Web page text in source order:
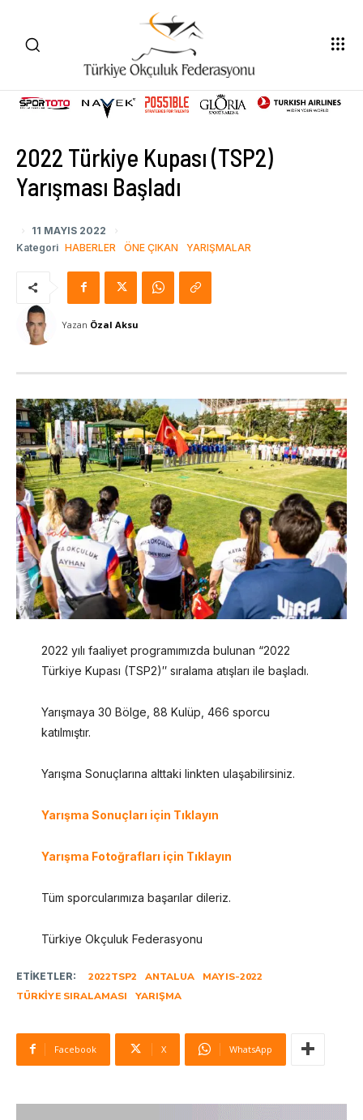
2022 Türkiye Kupası (TSP2)
Yarışması Başladı
11 MAYIS 2022
Kategori HABERLER ÖNE ÇIKAN YARIŞMALAR
Yazan Özal Aksu
2022 yılı faaliyet programımızda bulunan “2022
Türkiye Kupası (TSP2)″ sıralama atışları ile başladı.
Yarışmaya 30 Bölge, 88 Kulüp, 466 sporcu
katılmıştır.
Yarışma Sonuçlarına alttaki linkten ulaşabilirsiniz.
Yarışma Sonuçları için Tıklayın
Yarışma Fotoğrafları için Tıklayın
Tüm sporcularımıza başarılar dileriz.
Türkiye Okçuluk Federasyonu
ETIKETLER: 2022TSP2 ANTALUA
MAYIS-2022
TÜRKIYE SIRALAMASI
YARIŞMA
Facebook X WhatsApp